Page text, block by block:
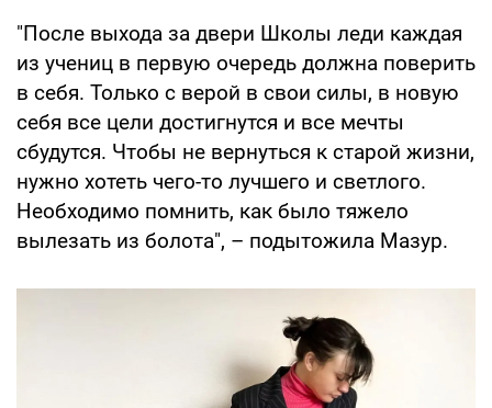
"После выхода за двери Школы леди каждая
из учениц в первую очередь должна поверить
в себя. Только с верой в свои силы, в новую
себя все цели достигнутся и все мечты
сбудутся. Чтобы не вернуться к старой жизни,
нужно хотеть чего-то лучшего и светлого.
Необходимо помнить, как было тяжело
вылезать из болота", – подытожила Мазур.